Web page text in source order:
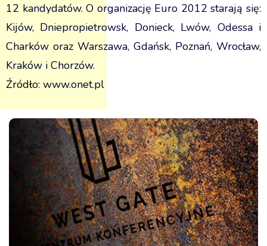
12 kandydatów. O organizację Euro 2012 starają się:
Kijów, Dniepropietrowsk, Donieck, Lwów, Odessa i
Charków oraz Warszawa, Gdańsk, Poznań, Wrocław,
Kraków i Chorzów.
Źródło: www.onet.pl